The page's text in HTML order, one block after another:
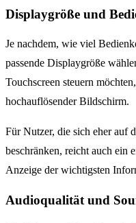
Displaygröße und
Je nachdem, wie viel
passende Displaygröße
Touchscreen steuern
hochauflösender Bildschirm.
Für Nutzer, die sich eher auf
beschränken, reicht auch ein
Anzeige der wichtigsten
Audioqualität und